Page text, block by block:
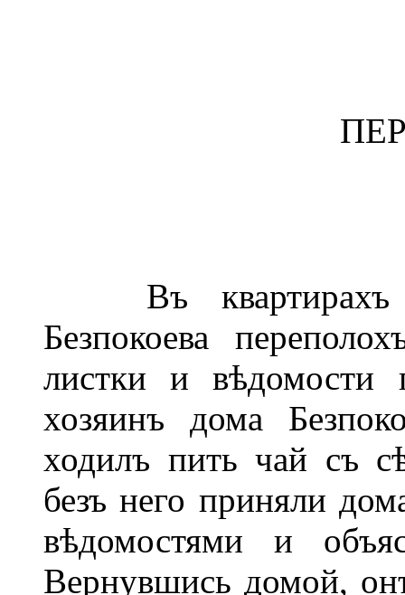
Въ квартирахъ
Безпокоева
листки и вѣдомости
хозяинъ дома
ходилъ пить чай съ
безъ него приняли
вѣдомостями и
Вернувшись домой,